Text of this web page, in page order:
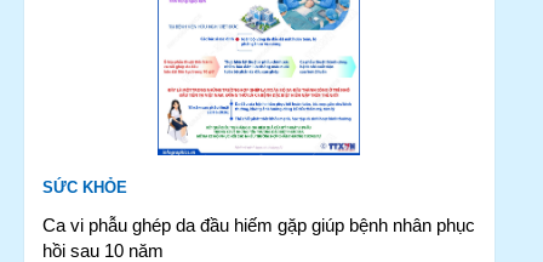
SỨC KHỎE
Ca vi phẫu ghép da đầu hiếm gặp giúp bệnh nhân phục
hồi sau 10 năm